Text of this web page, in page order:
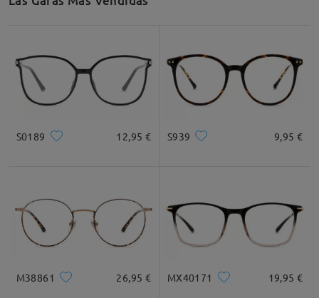
byAnacanon Apr 15 , 2026
Leer todos los
comentarios
Deje su comentario
S0189 12,95 € S939 9,95 €
M38861 26,95 € MX40171 19,95 €